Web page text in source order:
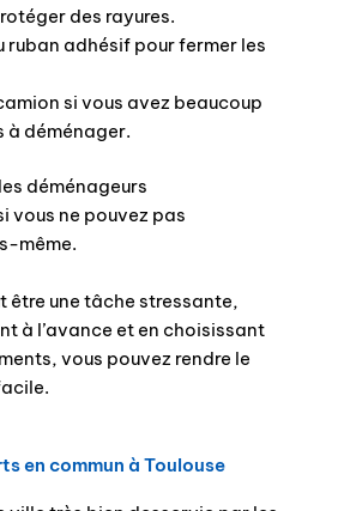
des rayures.
ruban adhésif pour fermer les
si vous avez beaucoup
à déménager.
déménageurs
vous ne pouvez pas
même.
être une tâche stressante,
à l’avance et en choisissant
vous pouvez rendre le
en commun à Toulouse